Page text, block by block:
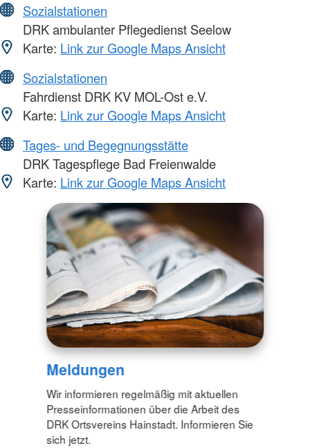
Sozialstationen
DRK ambulanter Pflegedienst Seelow
Karte: Link zur Google Maps Ansicht
Sozialstationen
Fahrdienst DRK KV MOL-Ost e.V.
Karte: Link zur Google Maps Ansicht
Tages- und Begegnungsstätte
DRK Tagespflege Bad Freienwalde
Karte: Link zur Google Maps Ansicht
Meldungen
Wir informieren regelmäßig mit aktuellen
Presseinformationen über die Arbeit des
DRK Ortsvereins Hainstadt. Informieren Sie
sich jetzt.